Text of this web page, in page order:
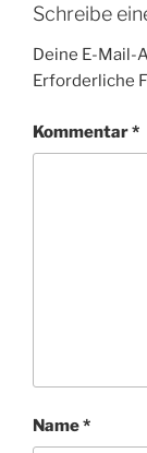
Schreibe
Deine E-Mail-
Erforderliche
Kommentar*
Name*